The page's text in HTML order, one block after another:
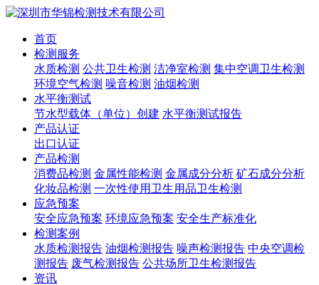
首页
检测服务
水质检测 公共卫生检测 洁净室检测 集中空调卫生检测
环境空气检测 噪音检测 油烟检测
水平衡测试
节水型载体（单位）创建 水平衡测试报告
产品认证
出口认证
产品检测
消费品检测 金属性能检测 金属成分分析 矿石成分分析
化妆品检测 一次性使用卫生用品卫生检测
应急预案
安全应急预案 环境应急预案 安全生产标准化
检测案例
水质检测报告 油烟检测报告 噪声检测报告 中央空调检
测报告 废气检测报告 公共场所卫生检测报告
资讯